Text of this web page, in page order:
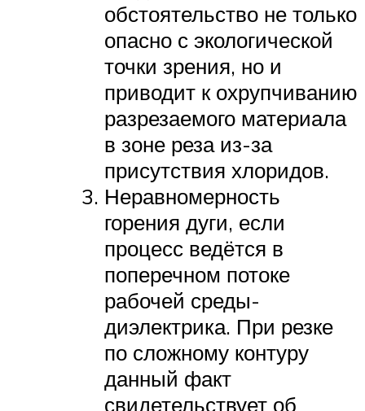
обстоятельство не только
опасно с экологической
точки зрения, но и
приводит к охрупчиванию
разрезаемого материала
в зоне реза из-за
присутствия хлоридов.
Неравномерность
горения дуги, если
процесс ведётся в
поперечном потоке
рабочей среды-
диэлектрика. При резке
по сложному контуру
данный факт
свидетельствует об